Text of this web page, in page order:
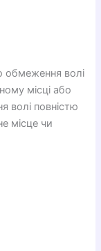
обмеження волі
місці або
волі повністю
місце чи